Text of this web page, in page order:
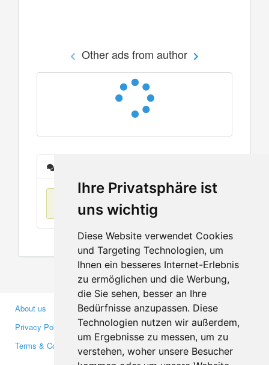
Ihre Privatsphäre ist
uns wichtig
Diese Website verwendet Cookies
und Targeting Technologien, um
Ihnen ein besseres Internet-Erlebnis
zu ermöglichen und die Werbung,
die Sie sehen, besser an Ihre
Bedürfnisse anzupassen. Diese
Technologien nutzen wir außerdem,
um Ergebnisse zu messen, um zu
verstehen, woher unsere Besucher
Other ads from author
No items found
About us
Privacy Policy
Terms & Conditions
Business Partners
Investors